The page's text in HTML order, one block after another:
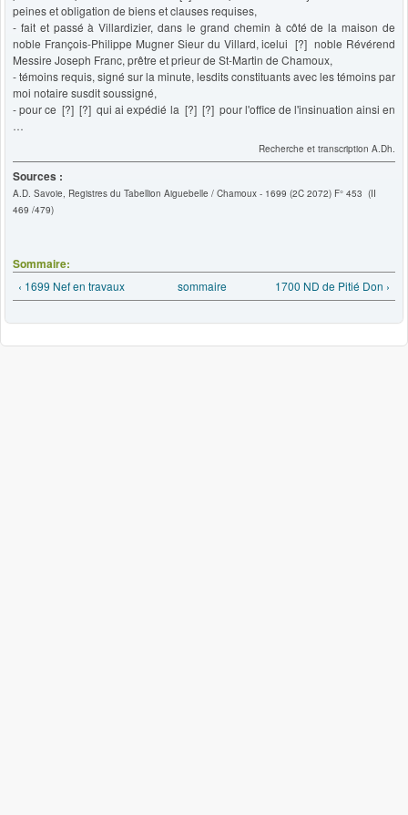
peines et obligation de biens et clauses requises,
- fait et passé à Villardizier, dans le grand chemin à côté de la maison de
noble François-Philippe Mugner Sieur du Villard, icelui [?] noble Révérend
Messire Joseph Franc, prêtre et prieur de St-Martin de Chamoux,
- témoins requis, signé sur la minute, lesdits constituants avec les témoins par
moi notaire susdit soussigné,
- pour ce [?] [?] qui ai expédié la [?] [?] pour l'office de l'insinuation ainsi en
…
Recherche et transcription A.Dh.
Sources :
A.D. Savoie, Registres du Tabellion Aiguebelle / Chamoux - 1699 (2C 2072) F° 453 (II
469 /479)
Sommaire:
‹ 1699 Nef en travaux sommaire 1700 ND de Pitié Don ›